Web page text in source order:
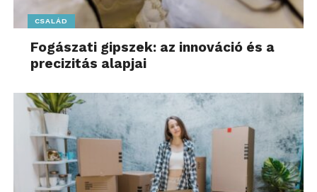
CSALÁD
Fogászati gipszek: az innováció és a
precizitás alapjai